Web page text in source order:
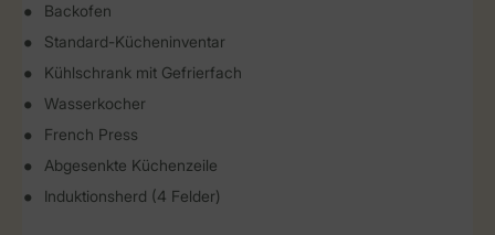
Backofen
Standard-Kücheninventar
Kühlschrank mit Gefrierfach
Wasserkocher
French Press
Abgesenkte Küchenzeile
Induktionsherd (4 Felder)